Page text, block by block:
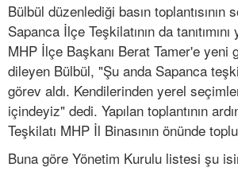
Bülbül düzenlediği basın toplantısının
Sapanca İlçe Teşkilatının da
MHP İlçe Başkanı Berat Tamer'e yeni
dileyen Bülbül, "Şu anda Sapanca
görev aldı. Kendilerinden yerel
içindeyiz" dedi. Yapılan toplantının
Teşkilatı MHP İl Binasının önünde
Buna göre Yönetim Kurulu listesi şu